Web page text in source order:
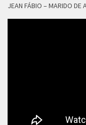
JEAN FÁBIO – MARIDO DE